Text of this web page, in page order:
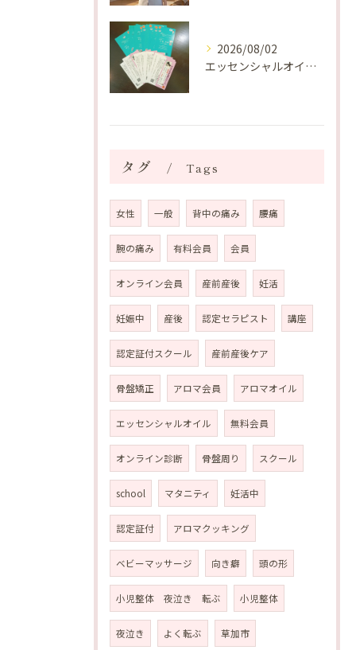
2026/08/02
エッセンシャルオイルプレゼントご当選番号発表 2026年8月
タグ Tags
女性 一般 背中の痛み 腰痛
腕の痛み 有料会員 会員
オンライン会員 産前産後 妊活
妊娠中 産後 認定セラピスト 講座
認定証付スクール 産前産後ケア
骨盤矯正 アロマ会員 アロマオイル
エッセンシャルオイル 無料会員
オンライン診断 骨盤周り スクール
school マタニティ 妊活中
認定証付 アロマクッキング
ベビーマッサージ 向き癖 頭の形
小児整体 夜泣き 転ぶ 小児整体
夜泣き よく転ぶ 草加市